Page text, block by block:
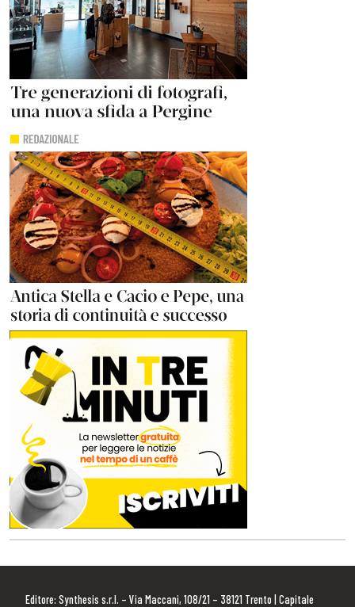
Editore: Synthesis s.r.l. – Via Maccani, 108/21 – 38121 Trento | Capitale